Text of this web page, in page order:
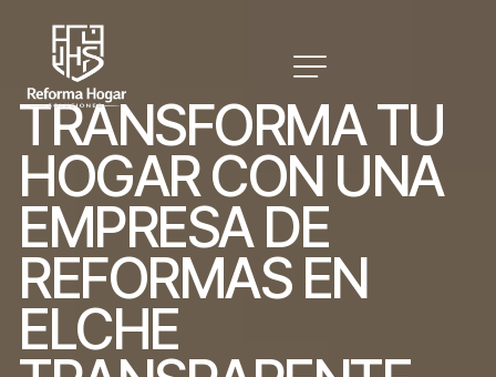
TRANSFORMATU
HOGARCON UNA
EMPRESA DE
REFORMAS EN
ELCHE